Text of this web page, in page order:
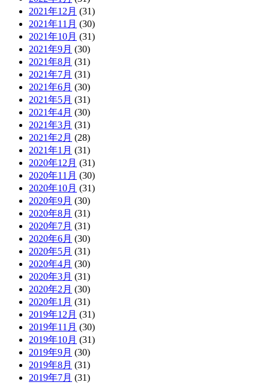
2021年12月 (31)
2021年11月 (30)
2021年10月 (31)
2021年9月 (30)
2021年8月 (31)
2021年7月 (31)
2021年6月 (30)
2021年5月 (31)
2021年4月 (30)
2021年3月 (31)
2021年2月 (28)
2021年1月 (31)
2020年12月 (31)
2020年11月 (30)
2020年10月 (31)
2020年9月 (30)
2020年8月 (31)
2020年7月 (31)
2020年6月 (30)
2020年5月 (31)
2020年4月 (30)
2020年3月 (31)
2020年2月 (30)
2020年1月 (31)
2019年12月 (31)
2019年11月 (30)
2019年10月 (31)
2019年9月 (30)
2019年8月 (31)
2019年7月 (31)